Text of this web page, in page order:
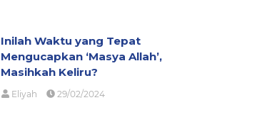
Inilah Waktu yang Tepat
Mengucapkan ‘Masya Allah’,
Masihkah Keliru?
Eliyah 29/02/2024